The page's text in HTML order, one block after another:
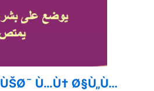
Ù…Ù† Ø§Ù„Ù…